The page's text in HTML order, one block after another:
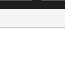
спойлера